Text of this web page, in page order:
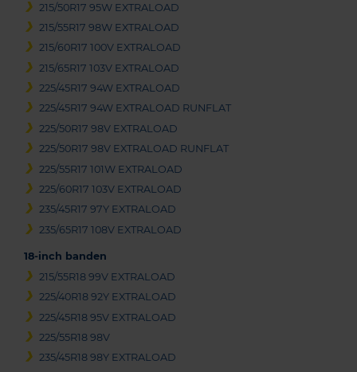
215/50R17 95W EXTRALOAD
215/55R17 98W EXTRALOAD
215/60R17 100V EXTRALOAD
215/65R17 103V EXTRALOAD
225/45R17 94W EXTRALOAD
225/45R17 94W EXTRALOAD RUNFLAT
225/50R17 98V EXTRALOAD
225/50R17 98V EXTRALOAD RUNFLAT
225/55R17 101W EXTRALOAD
225/60R17 103V EXTRALOAD
235/45R17 97Y EXTRALOAD
235/65R17 108V EXTRALOAD
18-inch banden
215/55R18 99V EXTRALOAD
225/40R18 92Y EXTRALOAD
225/45R18 95V EXTRALOAD
225/55R18 98V
235/45R18 98Y EXTRALOAD